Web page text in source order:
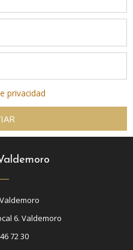
privacidad
6. Valdemoro
72 30